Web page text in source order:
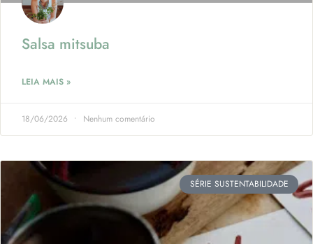
Salsa mitsuba
LEIA MAIS »
18/06/2026 Nenhum comentário
SÉRIE SUSTENTABILIDADE